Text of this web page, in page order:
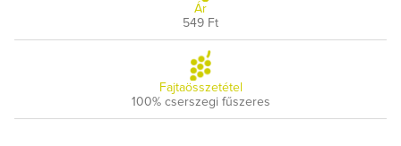
Ár
549 Ft
Fajtaösszetétel
100% cserszegi fűszeres